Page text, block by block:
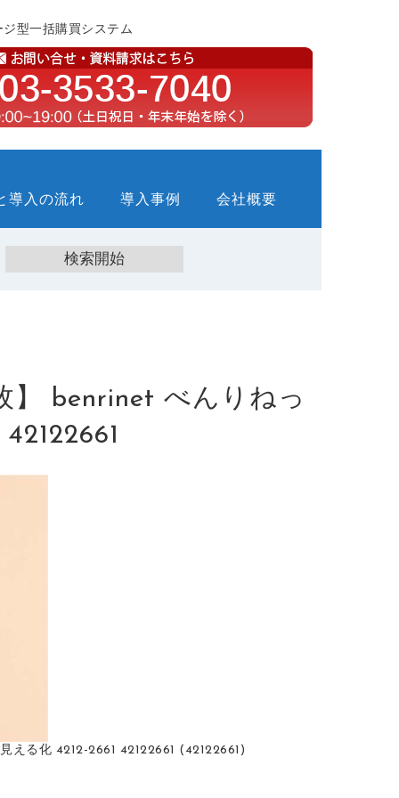
型一括購買システム
導入の流れ 導入事例 会社概要
benrinet べんりねっ
る化 4212-2661 42122661 (42122661)